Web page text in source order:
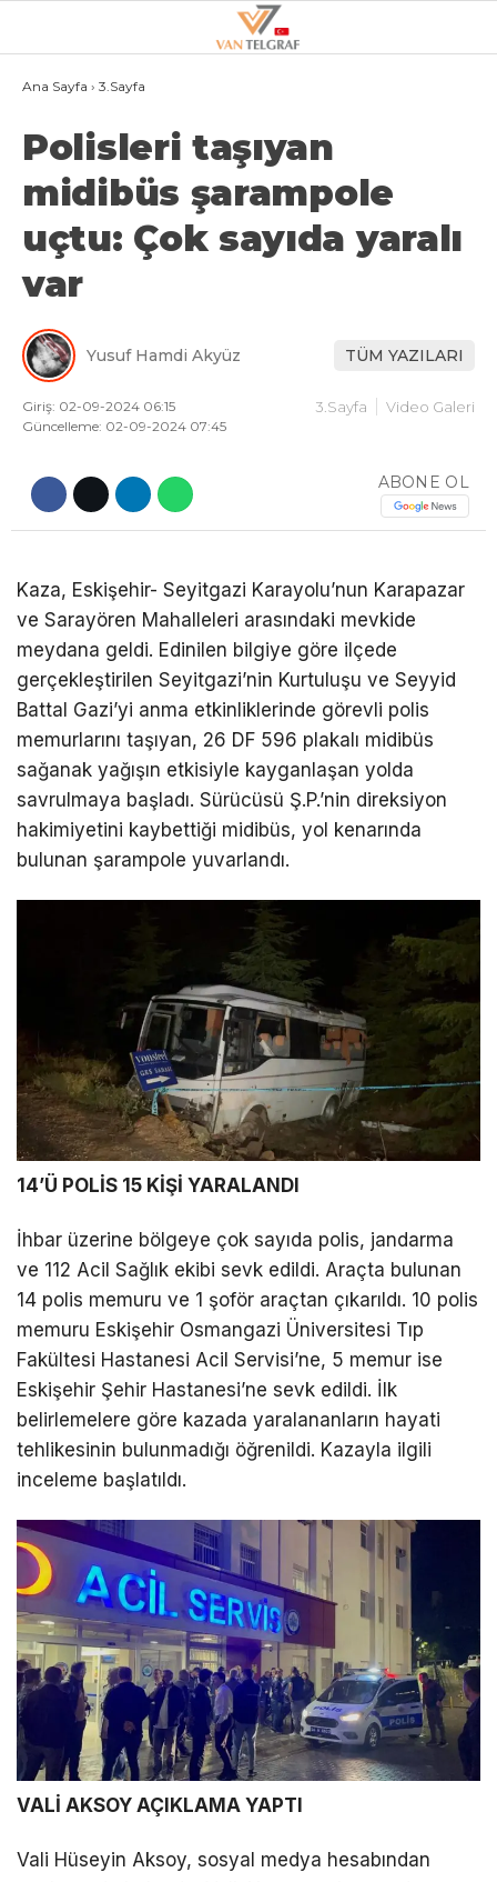
WhatsApp İhbar
Hattı
Facebook
LinkedIn
Telegram
26.3°
GALERİ VİDEO
VAN
BÖLGE
SPOR
EKONOMI
POLITIKA
EĞITIM
DIĞER
Ana Sayfa › 3.Sayfa
Polisleri taşıyan
midibüs şarampole
uçtu: Çok sayıda yaralı
var
Yusuf Hamdi Akyüz TÜM YAZILARI
Giriş: 02-09-2024 06:15
Güncelleme: 02-09-2024 07:45
3.Sayfa Video Galeri
ABONE OL
Kaza, Eskişehir- Seyitgazi Karayolu’nun Karapazar
ve Sarayören Mahalleleri arasındaki mevkide
meydana geldi. Edinilen bilgiye göre ilçede
gerçekleştirilen Seyitgazi’nin Kurtuluşu ve Seyyid
Battal Gazi’yi anma etkinliklerinde görevli polis
memurlarını taşıyan, 26 DF 596 plakalı midibüs
sağanak yağışın etkisiyle kayganlaşan yolda
savrulmaya başladı. Sürücüsü Ş.P.’nin direksiyon
hakimiyetini kaybettiği midibüs, yol kenarında
bulunan şarampole yuvarlandı.
14’Ü POLİS 15 KİŞİ YARALANDI
İhbar üzerine bölgeye çok sayıda polis, jandarma
ve 112 Acil Sağlık ekibi sevk edildi. Araçta bulunan
14 polis memuru ve 1 şoför araçtan çıkarıldı. 10 polis
memuru Eskişehir Osmangazi Üniversitesi Tıp
Fakültesi Hastanesi Acil Servisi’ne, 5 memur ise
Eskişehir Şehir Hastanesi’ne sevk edildi. İlk
belirlemelere göre kazada yaralananların hayati
tehlikesinin bulunmadığı öğrenildi. Kazayla ilgili
inceleme başlatıldı.
VALİ AKSOY AÇIKLAMA YAPTI
Vali Hüseyin Aksoy, sosyal medya hesabından